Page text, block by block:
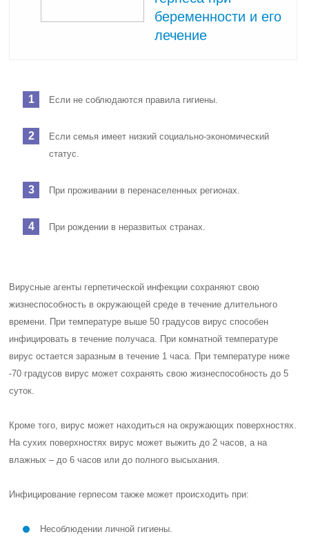
беременности и его
лечение
Если не соблюдаются правила гигиены.
Если семья имеет низкий социально-экономический
статус.
При проживании в перенаселенных регионах.
При рождении в неразвитых странах.
Вирусные агенты герпетической инфекции сохраняют свою
жизнеспособность в окружающей среде в течение длительного
времени. При температуре выше 50 градусов вирус способен
инфицировать в течение получаса. При комнатной температуре
вирус остается заразным в течение 1 часа. При температуре ниже
-70 градусов вирус может сохранять свою жизнеспособность до 5
суток.
Кроме того, вирус может находиться на окружающих поверхностях.
На сухих поверхностях вирус может выжить до 2 часов, а на
влажных – до 6 часов или до полного высыхания.
Инфицирование герпесом также может происходить при:
Несоблюдении личной гигиены.